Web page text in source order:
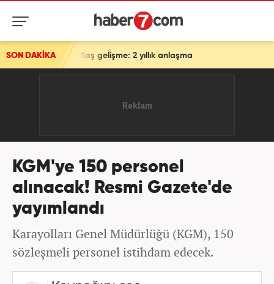
SON DAKİKA
flaş gelişme: 2 yıllık anlaşma
KGM'ye 150 personel
alınacak! Resmi Gazete'de
yayımlandı
Karayolları Genel Müdürlüğü (KGM), 150
sözleşmeli personel istihdam edecek.